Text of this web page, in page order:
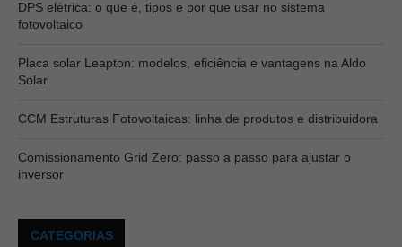
DPS elétrica: o que é, tipos e por que usar no sistema
fotovoltaico
Placa solar Leapton: modelos, eficiência e vantagens na Aldo
Solar
CCM Estruturas Fotovoltaicas: linha de produtos e distribuidora
Comissionamento Grid Zero: passo a passo para ajustar o
inversor
CATEGORIAS